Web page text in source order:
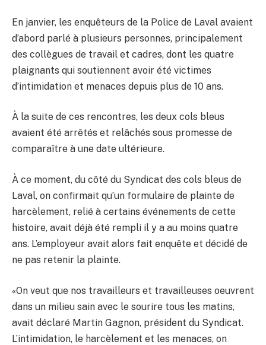
En janvier, les enquêteurs de la Police de Laval avaient
d’abord parlé à plusieurs personnes, principalement
des collègues de travail et cadres, dont les quatre
plaignants qui soutiennent avoir été victimes
d’intimidation et menaces depuis plus de 10 ans.
À la suite de ces rencontres, les deux cols bleus
avaient été arrêtés et relâchés sous promesse de
comparaître à une date ultérieure.
À ce moment, du côté du Syndicat des cols bleus de
Laval, on confirmait qu’un formulaire de plainte de
harcèlement, relié à certains événements de cette
histoire, avait déjà été rempli il y a au moins quatre
ans. L’employeur avait alors fait enquête et décidé de
ne pas retenir la plainte.
«On veut que nos travailleurs et travailleuses oeuvrent
dans un milieu sain avec le sourire tous les matins,
avait déclaré Martin Gagnon, président du Syndicat.
L’intimidation, le harcèlement et les menaces, on